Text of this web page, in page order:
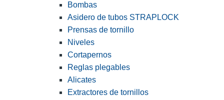
Bombas
Asidero de tubos STRAPLOCK
Prensas de tornillo
Niveles
Cortapernos
Reglas plegables
Alicates
Extractores de tornillos